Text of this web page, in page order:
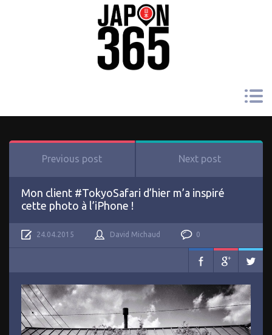
Previous post Next post
Mon client #TokyoSafari d’hier m’a inspiré
cette photo à l’iPhone !
24.04.2015 David Michaud 0